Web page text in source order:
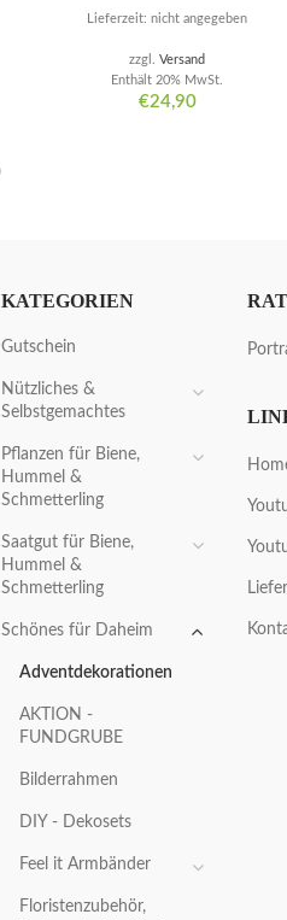
€24,90
Enthält 20% MwSt.
zzgl.Versand
Lieferzeit: nicht angegeben
KATEGORIEN
Gutschein
Nützliches &
Selbstgemachtes
Pflanzen für Biene,
Hummel &
Schmetterling
Saatgut für Biene,
Hummel &
Schmetterling
Schönes für Daheim
Adventdekorationen
AKTION -
FUNDGRUBE
Bilderrahmen
DIY - Dekosets
Feel it Armbänder
Floristenzubehör,